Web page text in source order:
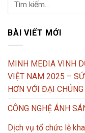
BÀI VIẾT MỚI
MINH MEDIA VINH
VIỆT NAM 2025 –
HƠN VỚI ĐẠI CHÚNG
CÔNG NGHỆ ÁNH
Dịch vụ tổ chức lễ